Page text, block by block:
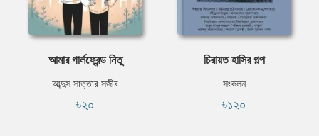
আমার গার্লফ্রেন্ড নিতু
আব্দুস সাত্তার সজীব
৳২০
চিরায়ত হাসির গল্প
সংকলন
৳১২০